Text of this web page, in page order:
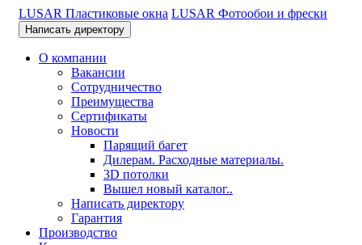
LUSAR Пластиковые окна LUSAR Фотообои и фрески
Написать директору
О компании
Вакансии
Сотрудничество
Преимущества
Сертификаты
Новости
Парящий багет
Дилерам. Расходные материалы.
3D потолки
Вышел новый каталог..
Написать директору
Гарантия
Производство